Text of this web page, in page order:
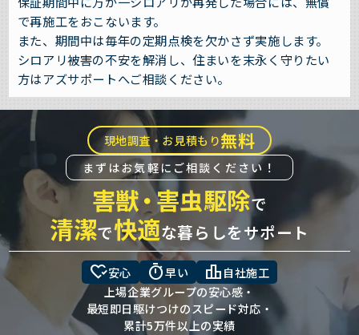
で再施工をおこないます。
また、期間中は毎年の定期点検を欠かさず実施します。
シロアリ被害の不安を解消し、住まいを末永く守りたい
方はアズサポートへご相談ください。
現地調査・お見積もり無料
まずはお気軽にご相談ください！
害獣・害虫駆除で
清潔で快適な暮らしをサポート
heart_check安心 timer早い leaderboard 自社施工
上場企業グループの安心感・
最短即日駆けつけのスピード対応・
累計5万件以上の実績